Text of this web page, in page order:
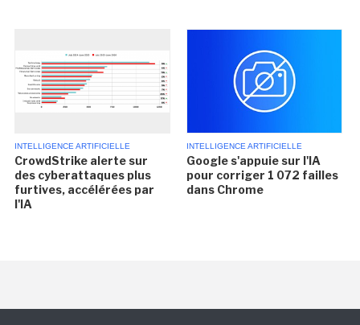
INTELLIGENCE ARTIFICIELLE
CrowdStrike alerte sur
des cyberattaques plus
furtives, accélérées par
l'IA
INTELLIGENCE ARTIFICIELLE
Google s'appuie sur l'IA
pour corriger 1 072 failles
dans Chrome